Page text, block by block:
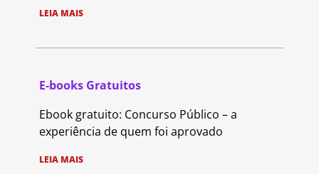
LEIA MAIS
E-books Gratuitos
Ebook gratuito: Concurso Público – a
experiência de quem foi aprovado
LEIA MAIS